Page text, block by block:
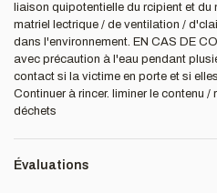
liaison quipotentielle du rcipient et du
matriel lectrique / de ventilation /
dans l'environnement. EN CAS DE
avec précaution à l'eau pendant
contact si la victime en porte et si
Continuer à rincer. liminer le contenu
déchets
Évaluations